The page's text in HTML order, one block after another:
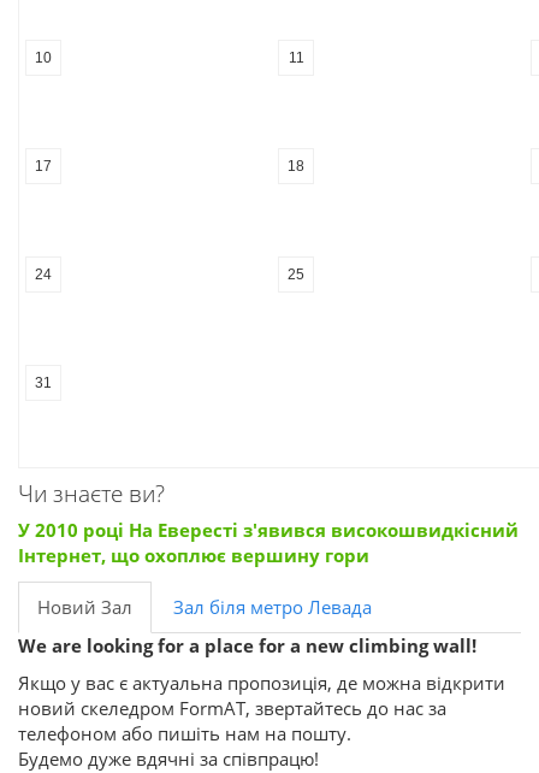
10 11
17 18
24 25
31
Чи знаєте ви?
У 2010 році На Евересті з'явився високошвидкісний
Інтернет, що охоплює вершину гори
Новий Зал
Зал біля метро Левада
We are looking for a place for a new climbing wall!
Якщо у вас є актуальна пропозиція, де можна відкрити
новий скеледром FormAT, звертайтесь до нас за
телефоном або пишіть нам на пошту.
Будемо дуже вдячні за співпрацю!